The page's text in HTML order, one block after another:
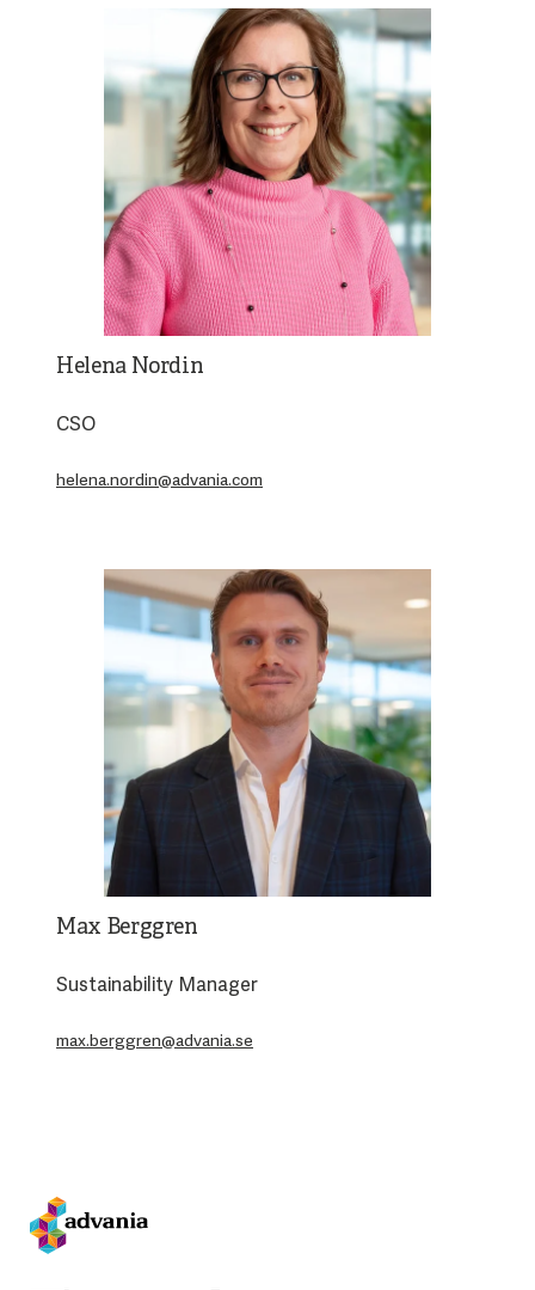
Helena Nordin
CSO
helena.nordin@advania.com
Max Berggren
Sustainability Manager
max.berggren@advania.se